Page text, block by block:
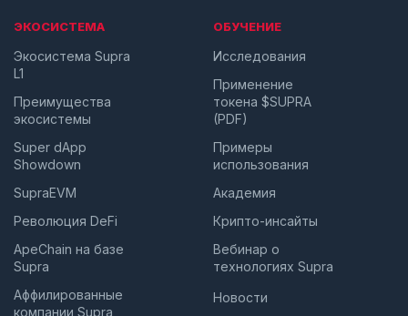
ЭКОСИСТЕМА
Экосистема Supra
L1
Преимущества
экосистемы
Super dApp
Showdown
SupraEVM
Революция DeFi
ApeChain на базе
Supra
Аффилированные
компании Supra
ОБУЧЕНИЕ
Исследования
Применение
токена $SUPRA
(PDF)
Примеры
использования
Академия
Крипто-инсайты
Вебинар о
технологиях Supra
Новости